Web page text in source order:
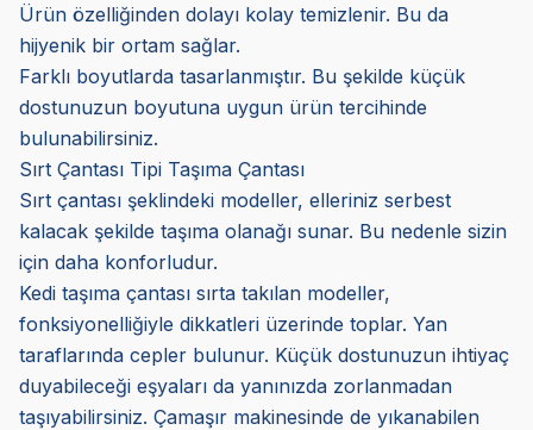
Ürün özelliğinden dolayı kolay temizlenir. Bu da
hijyenik bir ortam sağlar.
Farklı boyutlarda tasarlanmıştır. Bu şekilde küçük
dostunuzun boyutuna uygun ürün tercihinde
bulunabilirsiniz.
Sırt Çantası Tipi Taşıma Çantası
Sırt çantası şeklindeki modeller, elleriniz serbest
kalacak şekilde taşıma olanağı sunar. Bu nedenle sizin
için daha konforludur.
Kedi taşıma çantası sırta takılan modeller,
fonksiyonelliğiyle dikkatleri üzerinde toplar. Yan
taraflarında cepler bulunur. Küçük dostunuzun ihtiyaç
duyabileceği eşyaları da yanınızda zorlanmadan
taşıyabilirsiniz. Çamaşır makinesinde de yıkanabilen